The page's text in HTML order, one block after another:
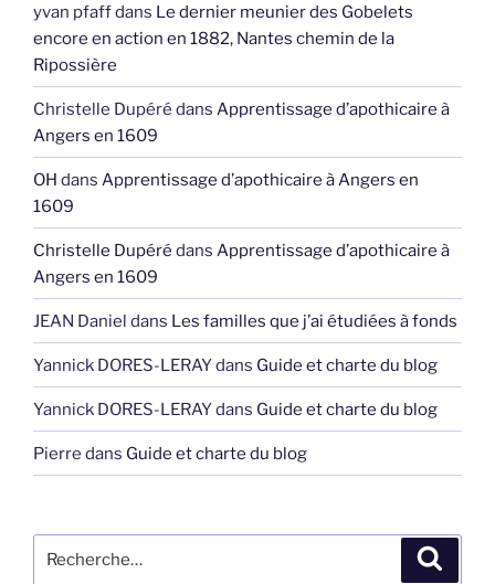
yvan pfaffdans Le dernier meunier des Gobelets
encore en action en 1882, Nantes chemin de la
Ripossière
Christelle Dupéré dans Apprentissage d’apothicaire à
Angers en 1609
OH dans Apprentissage d’apothicaire à Angers en
1609
Christelle Dupéré dans Apprentissage d’apothicaire à
Angers en 1609
JEAN Daniel dans Les familles que j’ai étudiées à fonds
Yannick DORES-LERAYdans Guide et charte du blog
Yannick DORES-LERAYdans Guide et charte du blog
Pierre dans Guide et charte du blog
pour